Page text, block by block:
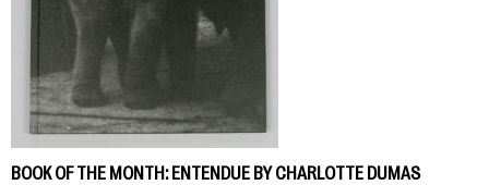
BOOK OF THE MONTH: ENTENDUE BY CHARLOTTE DUMAS